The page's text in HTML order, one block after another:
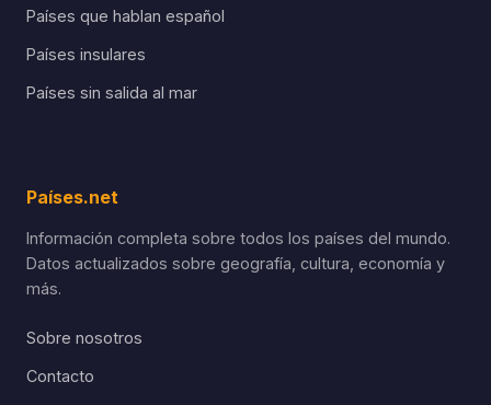
Países que hablan español
Países insulares
Países sin salida al mar
Países.net
Información completa sobre todos los países del mundo.
Datos actualizados sobre geografía, cultura, economía y
más.
Sobre nosotros
Contacto